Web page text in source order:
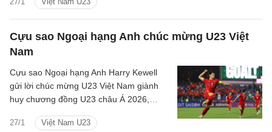
đồng U23 châu Á.
Cựu sao Ngoại hạng Anh chúc mừng U23 Việt
Nam
27/1 Việt Nam U23
Cựu sao Ngoại hạng Anh Harry Kewell
gửi lời chúc mừng U23 Việt Nam giành
huy chương đồng U23 châu Á 2026,
tương lai sáng.